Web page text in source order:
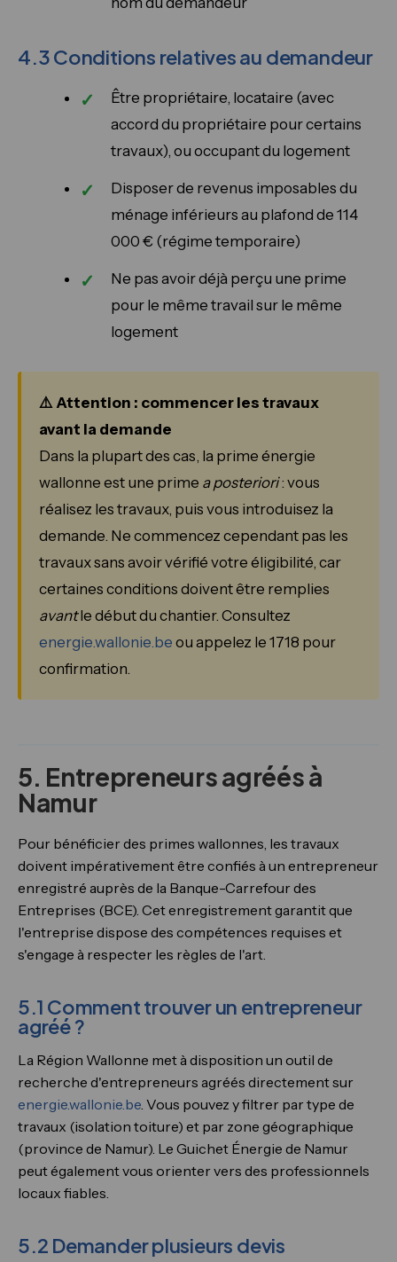
4.3 Conditions relatives au demandeur
Être propriétaire, locataire (avec
accord du propriétaire pour certains
travaux), ou occupant du logement
Disposer de revenus imposables du
ménage inférieurs au plafond de 114
000 € (régime temporaire)
Ne pas avoir déjà perçu une prime
pour le même travail sur le même
logement
⚠️ Attention : commencer les travaux
avant la demande
Dans la plupart des cas, la prime énergie
wallonne est une prime a posteriori: vous
réalisez les travaux, puis vous introduisez la
demande. Ne commencez cependant pas les
travaux sans avoir vérifié votre éligibilité, car
certaines conditions doivent être remplies
avantle début du chantier. Consultez
energie.wallonie.be ou appelez le 1718 pour
confirmation.
5. Entrepreneurs agréés à
Namur
Pour bénéficier des primes wallonnes, les travaux
doivent impérativement être confiés à un entrepreneur
enregistré auprès de la Banque-Carrefour des
Entreprises (BCE). Cet enregistrement garantit que
l'entreprise dispose des compétences requises et
s'engage à respecter les règles de l'art.
5.1 Comment trouver un entrepreneur
agréé ?
La Région Wallonne met à disposition un outil de
recherche d'entrepreneurs agréés directement sur
energie.wallonie.be. Vous pouvez y filtrer par type de
travaux (isolation toiture) et par zone géographique
(province de Namur). Le Guichet Énergie de Namur
peut également vous orienter vers des professionnels
locaux fiables.
5.2 Demander plusieurs devis